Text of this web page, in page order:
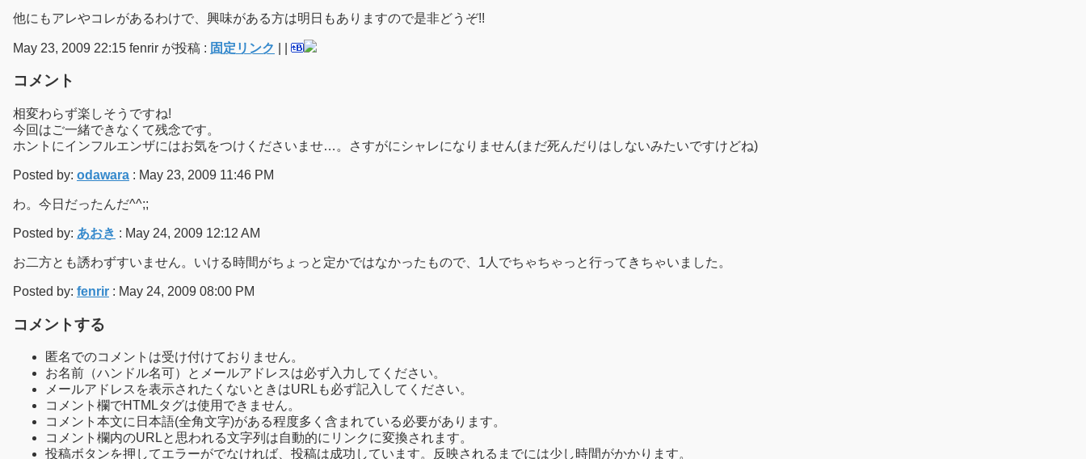
他にもアレやコレがあるわけで、興味がある方は明日もありますので是非どうぞ!!
May 23, 2009 22:15 fenrir が投稿 : 固定リンク
コメント
相変わらず楽しそうですね!
今回はご一緒できなくて残念です。
ホントにインフルエンザにはお気をつけくださいませ…。さすがにシャレになりません(まだ死んだりはしないみたいですけどね)
Posted by: odawara : May 23, 2009 11:46 PM
わ。今日だったんだ^^;;
Posted by: あおき : May 24, 2009 12:12 AM
お二方とも誘わずすいません。いける時間がちょっと定かではなかったもので、1人でちゃちゃっと行ってきちゃいました。
Posted by: fenrir : May 24, 2009 08:00 PM
コメントする
匿名でのコメントは受け付けておりません。
お名前（ハンドル名可）とメールアドレスは必ず入力してください。
メールアドレスを表示されたくないときはURLも必ず記入してください。
コメント欄でHTMLタグは使用できません。
コメント本文に日本語(全角文字)がある程度多く含まれている必要があります。
コメント欄内のURLと思われる文字列は自動的にリンクに変換されます。
投稿ボタンを押してエラーがでなければ、投稿は成功しています。反映されるまでには少し時間がかかります。